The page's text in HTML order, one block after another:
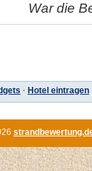
War die
· Hotel eintragen